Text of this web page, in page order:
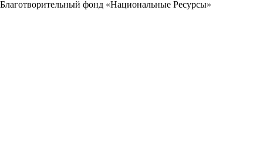
Благотворительный фонд «Национальные Ресурсы»